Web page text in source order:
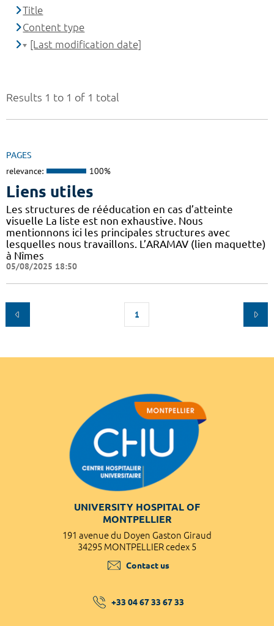
Results 1 to 1 of 1 total
PAGES
relevance: 100%
Liens utiles
Les structures de rééducation en cas d’atteinte
visuelle La liste est non exhaustive. Nous
mentionnons ici les principales structures avec
lesquelles nous travaillons. L’ARAMAV (lien maquette)
à Nîmes
05/08/2025 18:50
1
Title
Content type
[Last modification date]
UNIVERSITY HOSPITAL OF
MONTPELLIER
191 avenue du Doyen Gaston Giraud
34295 MONTPELLIER cedex 5
Contact us
+33 04 67 33 67 33